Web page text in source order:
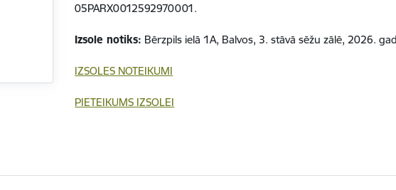
05PARX0012592970001.
Izsole notiks: Bērzpils ielā 1A, Balvos, 3. stāvā sēžu zālē, 2026.
IZSOLES NOTEIKUMI
PIETEIKUMS IZSOLEI